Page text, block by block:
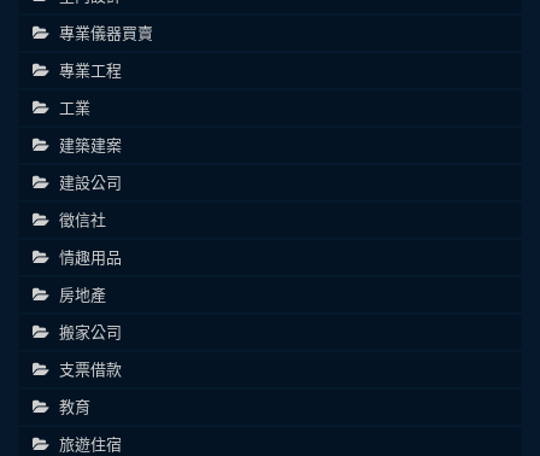
專業儀器買賣
專業工程
工業
建築建案
建設公司
徵信社
情趣用品
房地產
搬家公司
支票借款
教育
旅遊住宿